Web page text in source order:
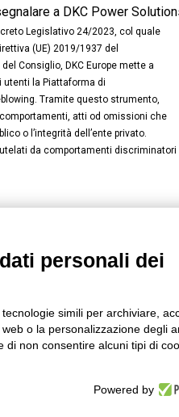
a DKC Power
Legislativo 24/2023, col quale
(UE) 2019/1937 del
Consiglio, DKC Europe mette a
utenti la Piattaforma di
Tramite questo strumento,
atti od omissioni che
o l’integrità dell’ente privato.
da comportamenti discriminatori
personali dei
simili per archiviare,
o la personalizzazione degli
non consentire alcuni tipi di
Powered by